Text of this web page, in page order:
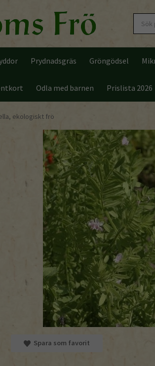
Prydnadsgräs Gröngödsel
Odla med barnen Prislista 2026
ekologiskt frö
Spara som favorit